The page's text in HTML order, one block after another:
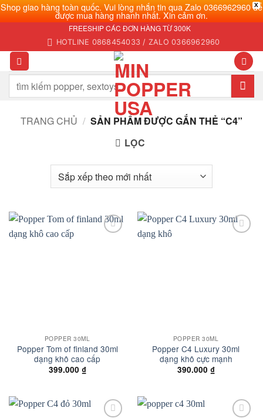
X
Shop giao hàng toàn quốc. Vui lòng nhắn tin qua Zalo 0366962960 để
được mua hàng nhanh nhất. Xin cảm ơn.
nội
dung
FREESHIP CÁC ĐƠN HÀNG TỪ 300K
HOTLINE 0868454033 / ZALO 0366962960
Tìm
kiếm:
TRANG CHỦ / SẢN PHẨM ĐƯỢC GẮN THẺ “C4”
LỌC
POPPER 30ML
Popper Tom of finland 30ml
dạng khô cao cấp
399.000 ₫
POPPER 30ML
Popper C4 Luxury 30ml
dạng khô cực mạnh
390.000 ₫